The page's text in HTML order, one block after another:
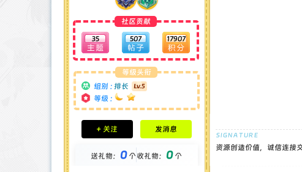
社区贡献
35 507 17907
等级头衔
组别 : 排长
等级 :
积分成就
钻石 : 1 颗
金币 : 0 枚
+ 关注 发消息
送礼物： 0个收礼物： 0个
资源创造价值，诚信连接交